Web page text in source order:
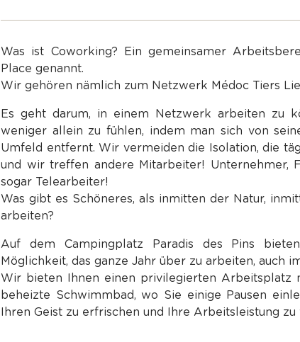
Was ist Coworking? Ein gemeinsamer
Place genannt.
Wir gehören nämlich zum Netzwerk Médoc Tiers
Es geht darum, in einem Netzwerk arbeiten zu
weniger allein zu fühlen, indem man sich von
Umfeld entfernt. Wir vermeiden die Isolation, die
und wir treffen andere Mitarbeiter! Unternehmer,
sogar Telearbeiter!
Was gibt es Schöneres, als inmitten der Natur,
arbeiten?
Auf dem Campingplatz Paradis des Pins
Möglichkeit, das ganze Jahr über zu arbeiten, auch
Wir bieten Ihnen einen privilegierten Arbeitsplatz
beheizte Schwimmbad, wo Sie einige Pausen
Ihren Geist zu erfrischen und Ihre Arbeitsleistung zu